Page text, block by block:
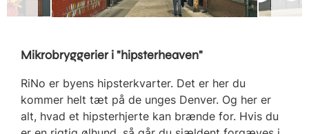
Mikrobryggerier i "hipsterheaven"
RiNo er byens hipsterkvarter. Det er her du
kommer helt tæt på de unges Denver. Og her er
alt, hvad et hipsterhjerte kan brænde for. Hvis du